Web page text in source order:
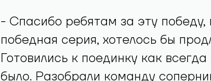
- Спасибо ребятам за эту победу,
победная серия, хотелось бы
Готовились к поединку как
было. Разобрали команду